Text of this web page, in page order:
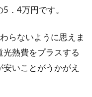
．4万円です。
らないように思えま
熱費をプラスする
いことがうかがえ